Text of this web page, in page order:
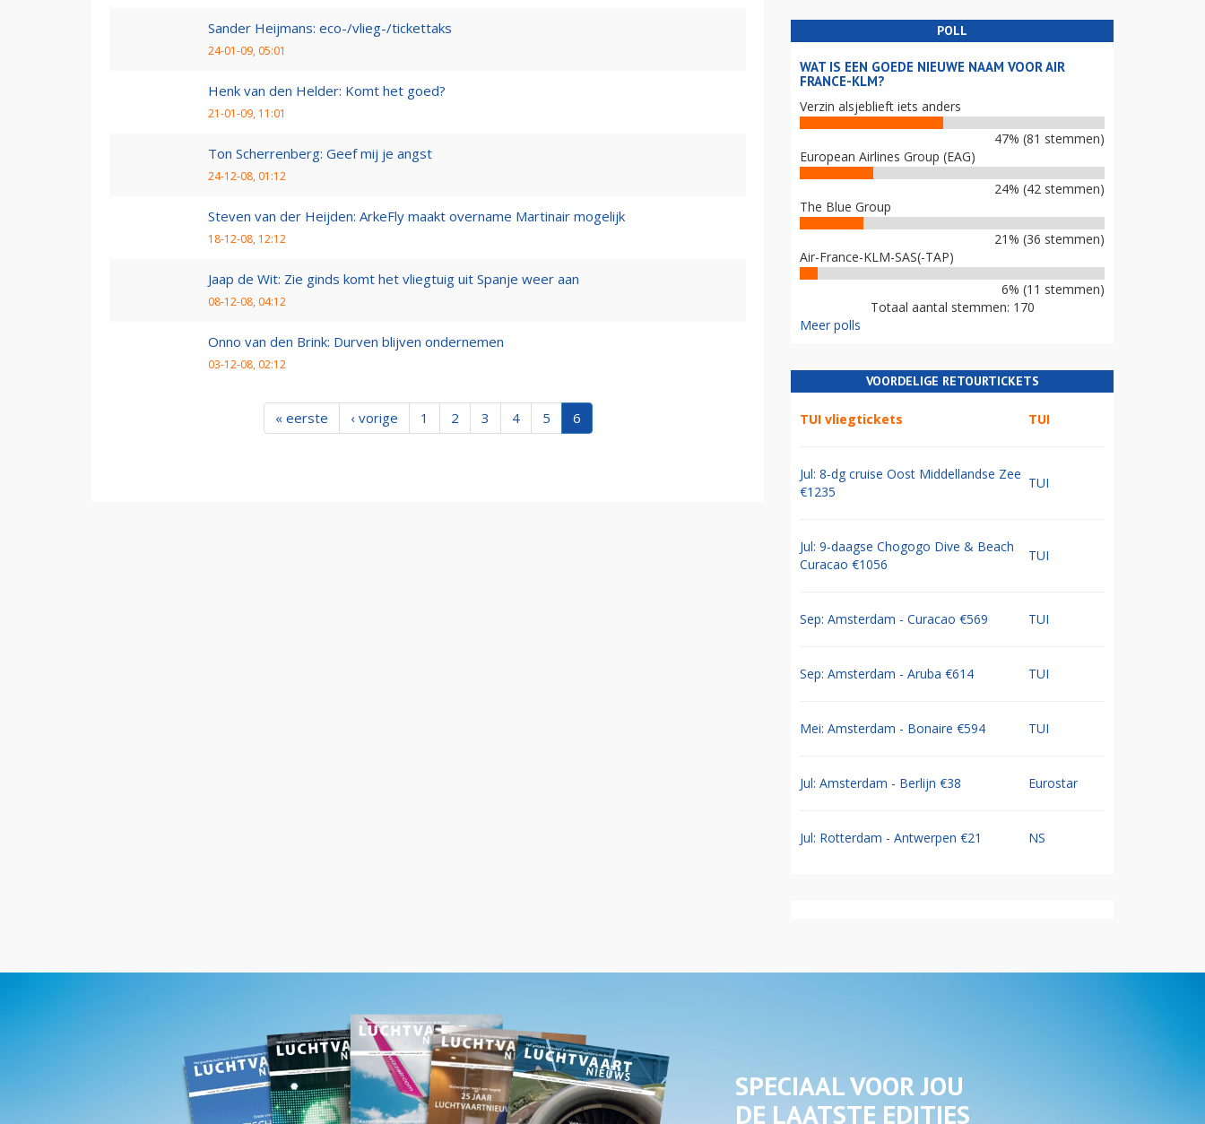
Sander Heijmans: eco-/vlieg-/tickettaks
24-01-09, 05:01
Henk van den Helder: Komt het goed?
21-01-09, 11:01
Ton Scherrenberg: Geef mij je angst
24-12-08, 01:12
Steven van der Heijden: ArkeFly maakt overname Martinair mogelijk
18-12-08, 12:12
Jaap de Wit: Zie ginds komt het vliegtuig uit Spanje weer aan
08-12-08, 04:12
Onno van den Brink: Durven blijven ondernemen
03-12-08, 02:12
« eerste ‹ vorige 1 2 3 4 5 6
POLL
WAT IS EEN GOEDE NIEUWE NAAM VOOR AIR
FRANCE-KLM?
Verzin alsjeblieft iets anders
47% (81 stemmen)
European Airlines Group (EAG)
24% (42 stemmen)
The Blue Group
21% (36 stemmen)
Air-France-KLM-SAS(-TAP)
6% (11 stemmen)
Totaal aantal stemmen: 170
Meer polls
VOORDELIGE RETOURTICKETS
TUI vliegtickets TUI
Jul: 8-dg cruise Oost Middellandse Zee
€1235
TUI
Jul: 9-daagse Chogogo Dive & Beach
Curacao €1056
TUI
Sep: Amsterdam - Curacao €569 TUI
Sep: Amsterdam - Aruba €614 TUI
Mei: Amsterdam - Bonaire €594 TUI
Jul: Amsterdam - Berlijn €38 Eurostar
Jul: Rotterdam - Antwerpen €21 NS
SPECIAAL VOOR JOU
DE LAATSTE EDITIES